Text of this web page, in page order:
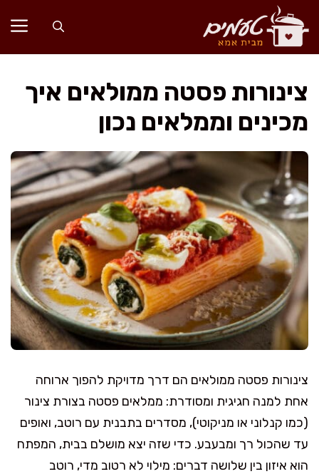
לדלג
לתוכן
צינורות פסטה ממולאים איך
מכינים וממלאים נכון
צינורות פסטה ממולאים הם דרך מדויקת להפוך ארוחה
אחת למנה חגיגית ומסודרת: ממלאים פסטה בצורת צינור
(כמו קנלוני או מניקוטי), מסדרים בתבנית עם רוטב, ואופים
עד שהכול רך ומבעבע. כדי שזה יצא מושלם בבית, המפתח
הוא איזון בין שלושה דברים: מילוי לא רטוב מדי, רוטב